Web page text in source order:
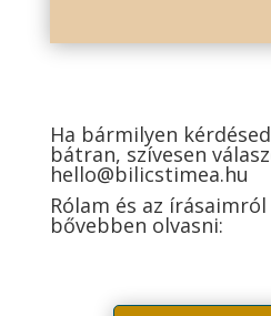
Ha bármilyen
bátran, szívesen
hello@bilicstimea.hu
Rólam és az
bővebben olvasni: